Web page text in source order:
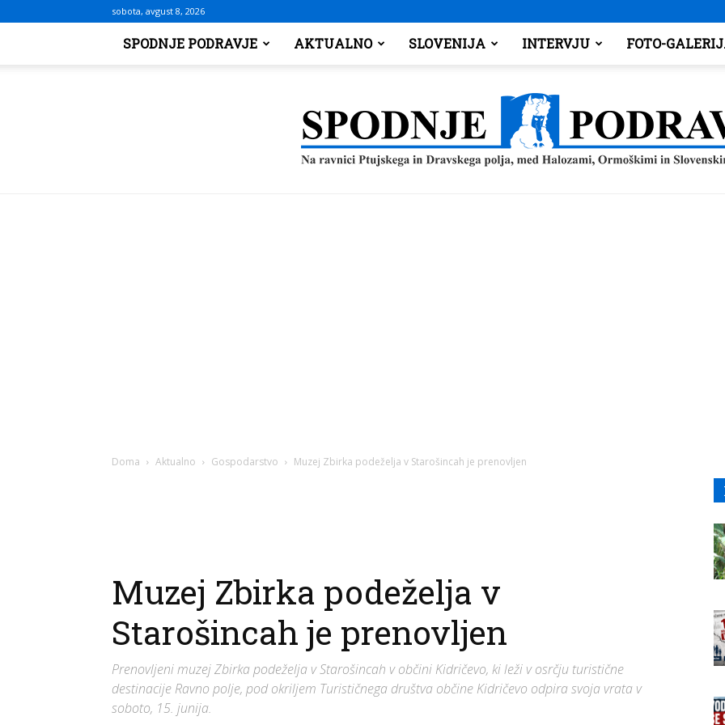
sobota, avgust 8, 2026
SPODNJE PODRAVJE AKTUALNO SLOVENIJA INTERVJU FOTO-
Doma Aktualno Gospodarstvo Muzej Zbirka podeželja v Starošincah je prenovljen
Muzej Zbirka podeželja v
Starošincah je prenovljen
Prenovljeni muzej Zbirka podeželja v Starošincah v občini Kidričevo, ki leži v osrčju turistične
destinacije Ravno polje, pod okriljem Turističnega društva občine Kidričevo odpira svoja vrata v
soboto, 15. junija.